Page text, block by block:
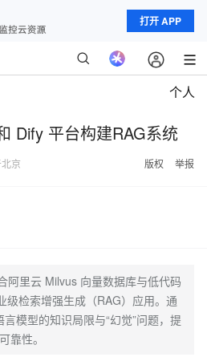
打开 APP
个人
Dify 平台构建RAG系统
京 版权 举报
阿里云 Milvus 向量数据库与低代码
级检索增强生成（RAG）应用。通
模型的知识局限与“幻觉”问题，提
靠性。